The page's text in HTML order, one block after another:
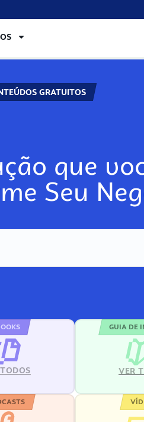
GRATUITOS
que
Seu
GUIA DE
VER